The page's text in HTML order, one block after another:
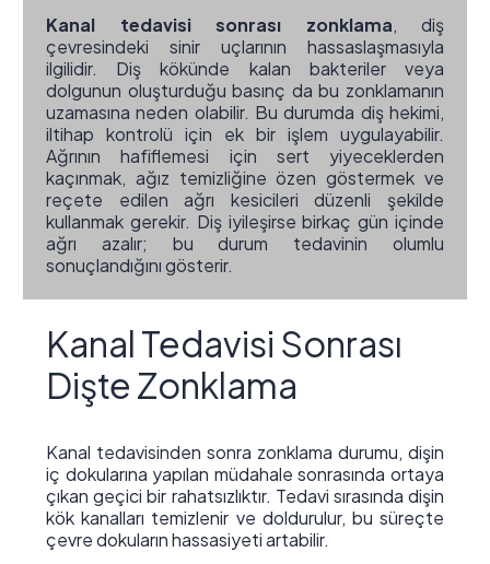
Kanal tedavisi sonrası zonklama, diş
çevresindeki sinir uçlarının hassaslaşmasıyla
ilgilidir. Diş kökünde kalan bakteriler veya
dolgunun oluşturduğu basınç da bu zonklamanın
uzamasına neden olabilir. Bu durumda diş hekimi,
iltihap kontrolü için ek bir işlem uygulayabilir.
Ağrının hafiflemesi için sert yiyeceklerden
kaçınmak, ağız temizliğine özen göstermek ve
reçete edilen ağrı kesicileri düzenli şekilde
kullanmak gerekir. Diş iyileşirse birkaç gün içinde
ağrı azalır; bu durum tedavinin olumlu
sonuçlandığını gösterir.
Kanal Tedavisi Sonrası
Dişte Zonklama
Kanal tedavisinden sonra zonklama durumu, dişin
iç dokularına yapılan müdahale sonrasında ortaya
çıkan geçici bir rahatsızlıktır. Tedavi sırasında dişin
kök kanalları temizlenir ve doldurulur, bu süreçte
çevre dokuların hassasiyeti artabilir.